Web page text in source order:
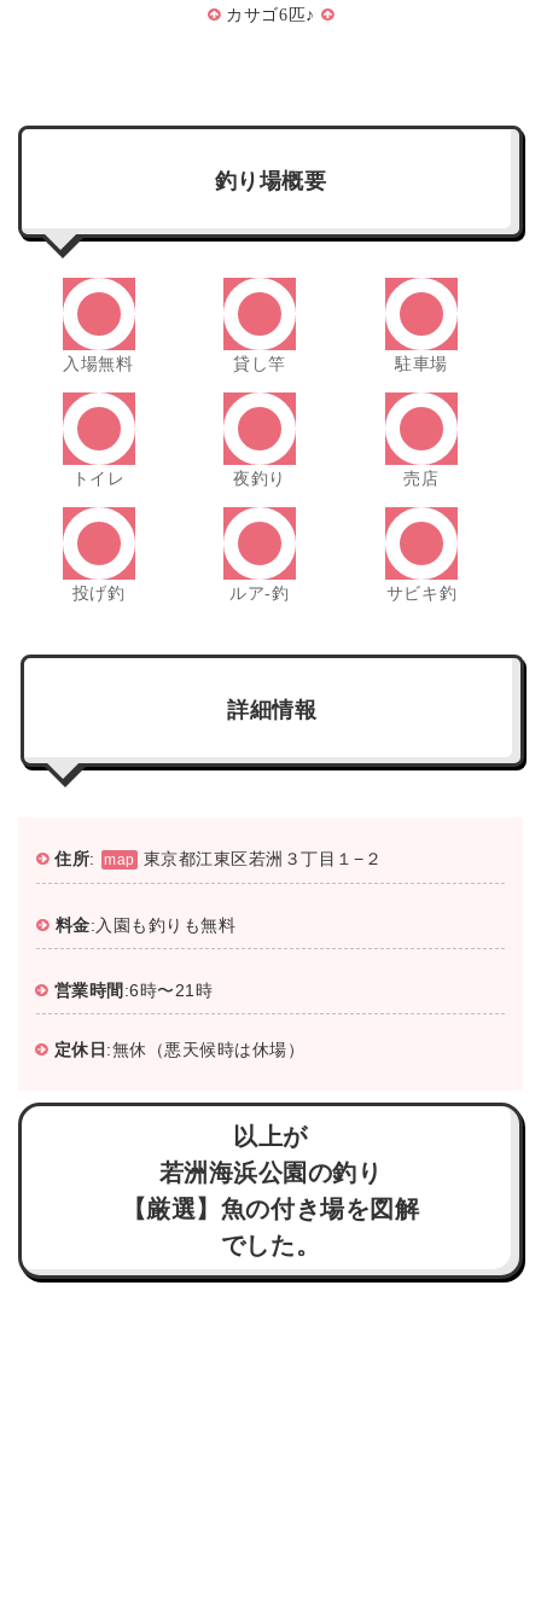
カサゴ6匹♪
釣り場概要
入場無料 貸し竿 駐車場
トイレ 夜釣り 売店
投げ釣 ルア-釣 サビキ釣
詳細情報
住所: map 東京都江東区若洲３丁目１−２
料金:入園も釣りも無料
営業時間 :6時〜21時
定休日 :無休（悪天候時は休場）
以上が
若洲海浜公園の釣り
【厳選】魚の付き場を図解
でした。